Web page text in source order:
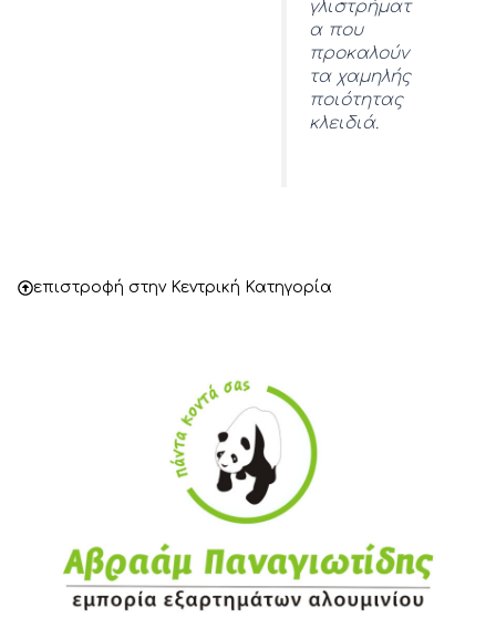
γλιστρήματ
α που
προκαλούν
τα χαμηλής
ποιότητας
κλειδιά.
επιστροφή στην Κεντρική Κατηγορία